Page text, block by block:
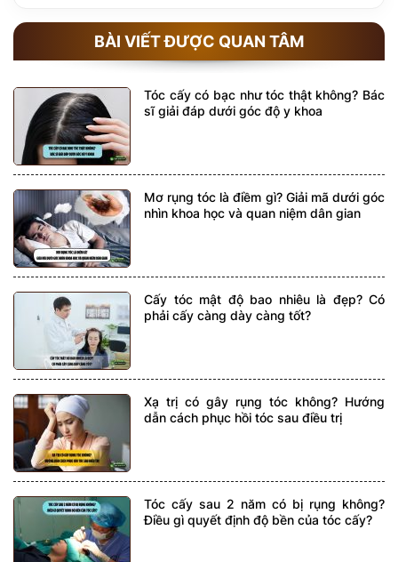
BÀI VIẾT ĐƯỢC QUAN TÂM
Tóc cấy có bạc như tóc thật không? Bác
sĩ giải đáp dưới góc độ y khoa
Mơ rụng tóc là điềm gì? Giải mã dưới góc
nhìn khoa học và quan niệm dân gian
Cấy tóc mật độ bao nhiêu là đẹp? Có
phải cấy càng dày càng tốt?
Xạ trị có gây rụng tóc không? Hướng
dẫn cách phục hồi tóc sau điều trị
Tóc cấy sau 2 năm có bị rụng không?
Điều gì quyết định độ bền của tóc cấy?